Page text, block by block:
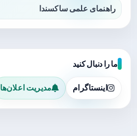
راهنمای علمی ساکسندا
ما را دنبال کنید
اینستاگرام مدیریت اعلان‌ها